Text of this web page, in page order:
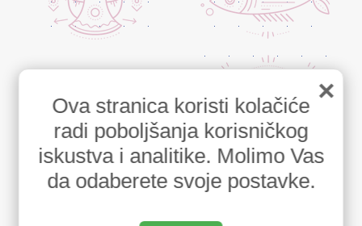
×
Ova stranica koristi kolačiće
radi poboljšanja korisničkog
iskustva i analitike. Molimo Vas
da odaberete svoje postavke.